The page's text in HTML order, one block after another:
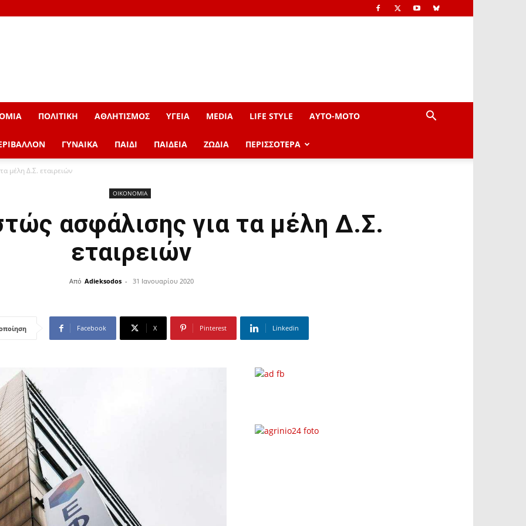
ΠΟΛΙΤΙΚΗ ΑΘΛΗΤΙΣΜΟΣ ΥΓΕΙΑ MEDIA LIFE STYLE AYTO-ΜOTO
ΓΥΝΑΙΚΑ ΠΑΙΔΙ ΠΑΙΔΕΙΑ ΖΩΔΙΑ ΠΕΡΙΣΣΟΤΕΡΑ
μέλη Δ.Σ. εταιρειών
ΟΙΚΟΝΟΜΙΑ
ασφάλισης για τα μέλη Δ.Σ.
εταιρειών
Από Adieksodos - 31 Ιανουαρίου 2020
Facebook X Pinterest Linkedin